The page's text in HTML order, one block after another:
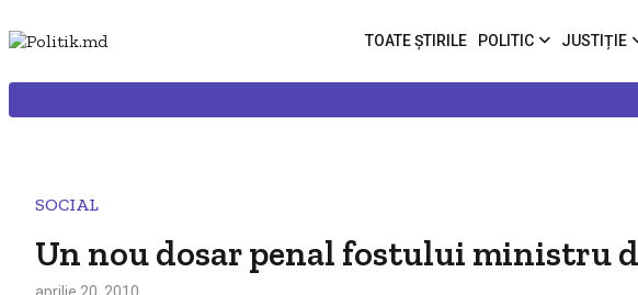
TOATE ȘTIRILE POLITIC JUSTIȚIE
SOCIAL
Un nou dosar penal fostului ministru